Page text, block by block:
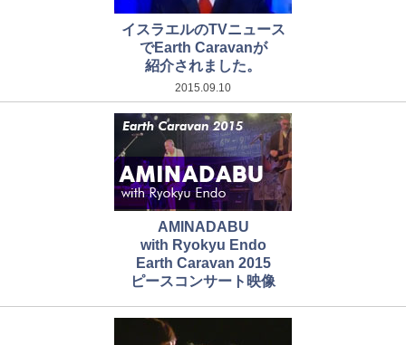
イスラエルのTVニュース
でEarth Caravanが
紹介されました。
2015.09.10
AMINADABU
with Ryokyu Endo
Earth Caravan 2015
ピースコンサート映像